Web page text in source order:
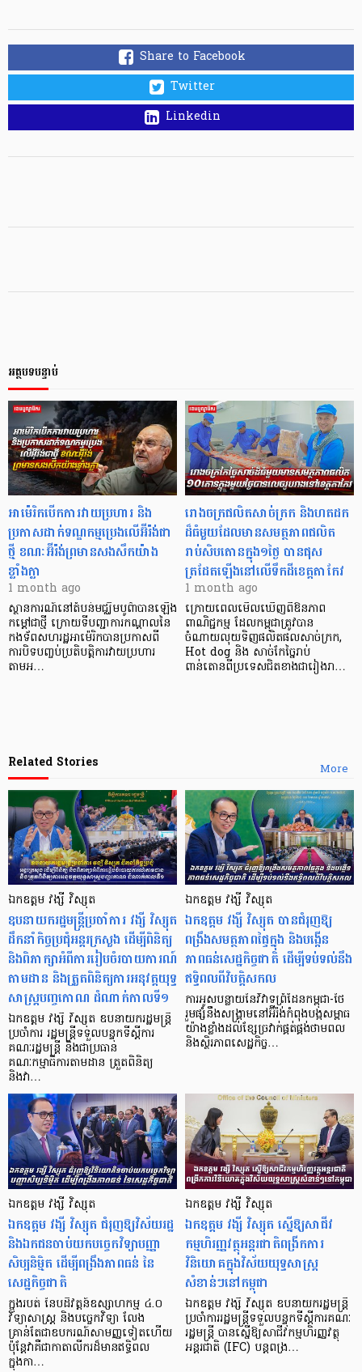
Share to Facebook
Twitter
Linkedin
អត្ថបទបន្ទាប់
អាម៉េរិកបើកការវាយប្រហារ និង
ប្រកាសដាក់ទណ្ឌកម្មប្រេងលើអ៊ីរ៉ង់ជា
ថ្មី ខណៈអ៊ីរ៉ង់ព្រមានសងសឹកយ៉ាង
ខ្លាំងក្លា
1 month ago
ស្ថានការណ៍នៅតំបន់មជ្ឈិមបូព៌ាបានឡើង
កម្តៅជាថ្មី ក្រោយទីបញ្ជាការកណ្តាលនៃ
កងទ័ពសហរដ្ឋអាម៉េរិកបានប្រកាសពី
ការបិទបញ្ចប់ប្រតិបត្តិការវាយប្រហារ
តាមអ…
រោងចក្រផលិតសាច់ក្រក និងហតដក
ដ៏ធំមួយដែលមានសមត្ថភាពផលិត
រាប់សិបតោនក្នុង១ថ្ងៃ បានផុស
ត្រដែតឡើងនៅលើទឹកដីខេត្តតាកែវ
1 month ago
ក្រោយពេលមើលឃើញពីឱនភាព
ពាណិជ្ជកម្ម ដែលកម្ពុជាត្រូវបាន
ចំណាយលុយទិញផលិតផលសាច់ក្រក,
Hot dog និង សាច់កែច្នៃរាប់
ពាន់តោនពីប្រទេសជិតខាងជារៀងរា…
More
Related Stories
ឯកឧត្តម វង្សី វិស្សុត
ឧបនាយករដ្ឋមន្ត្រីប្រចាំការ វង្សី វិស្សុត
ដឹកនាំកិច្ចប្រជុំអន្តរក្រសួង ដើម្បីពិនិត្យ
និងពិភាក្សាអំពីការរៀបចំរបាយការណ៍
តាមដាន និងត្រួតពិនិត្យការអនុវត្តយុទ្ធ
សាស្ត្របញ្ចកោណ ដំណាក់កាលទី១
ឯកឧត្តម វង្សី វិស្សុត ឧបនាយករដ្ឋមន្ត្រី
ប្រចាំការ រដ្ឋមន្ត្រីទទួលបន្ទុកទីស្តីការ
គណៈរដ្ឋមន្ត្រី និងជាប្រធាន
គណៈកម្មាធិការតាមដាន ត្រួតពិនិត្យ
និងវា…
ឯកឧត្តម វង្សី វិស្សុត
ឯកឧត្តម វង្សី វិស្សុត បានជំរុញឱ្យ
ពង្រឹងសមត្ថភាពផ្ទៃក្នុង និងបង្កើន
ភាពធន់សេដ្ឋកិច្ចជាតិ ដើម្បីទប់ទល់នឹង
ឥទ្ធិពលពីវិបត្តិសកល
ការអូសបន្លាយនៃវិវាទព្រំដែនកម្ពុជា-ថៃ
រួមផ្សំនឹងសង្គ្រាមនៅអ៊ីរ៉ង់កំពុងបង្កសម្ពាធ
យ៉ាងខ្លាំងដល់ខ្សែច្រវាក់ផ្គត់ផ្គង់ថាមពល
និងស្ថិរភាពសេដ្ឋកិច្ច…
ឯកឧត្តម វង្សី វិស្សុត
ឯកឧត្តម វង្សី វិស្សុត ជំរុញឱ្យវិស័យរដ្ឋ
និងឯកជនចាប់យកបច្ចេកវិទ្យាបញ្ញា
សិប្បនិម្មិត ដើម្បីពង្រឹងភាពធន់ នៃ
សេដ្ឋកិច្ចជាតិ
ក្នុងរបត់ នៃបដិវត្តន៍ឧស្សាហកម្ម ៤.០
វិទ្យាសាស្ត្រ និងបច្ចេកវិទ្យា លែង
គ្រាន់តែជាឧបករណ៍សាមញ្ញទៀតហើយ
ប៉ុន្តែវាគឺជាកាតាលីករដ៏មានឥទ្ធិពល
ក្នុងកា…
ឯកឧត្តម វង្សី វិស្សុត
ឯកឧត្តម វង្សី វិស្សុត ស្នើឱ្យសាជីវ
កម្មហិរញ្ញវត្ថុអន្តរជាតិពង្រីកការ
វិនិយោគក្នុងវិស័យយុទ្ធសាស្ត្រ
សំខាន់ៗនៅកម្ពុជា
ឯកឧត្តម វង្សី វិស្សុត ឧបនាយករដ្ឋមន្ត្រី
ប្រចាំការរដ្ឋមន្ត្រីទទួលបន្ទុកទីស្ដីការគណៈ
រដ្ឋមន្ត្រី បានស្នើឱ្យសាជីវកម្មហិរញ្ញវត្ថុ
អន្តរជាតិ (IFC) បន្តពង្រ…